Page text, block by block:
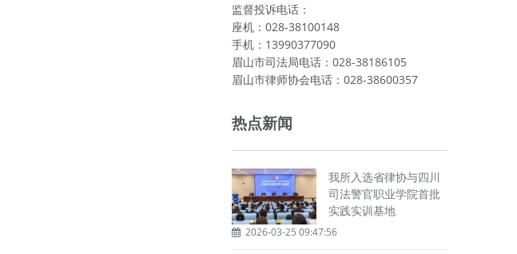
监督投诉电话：
座机：028-38100148
手机：13990377090
眉山市司法局电话：028-38186105
眉山市律师协会电话：028-38600357
热点新闻
我所入选省律协与四川
司法警官职业学院首批
实践实训基地
2026-03-25 09:47:56